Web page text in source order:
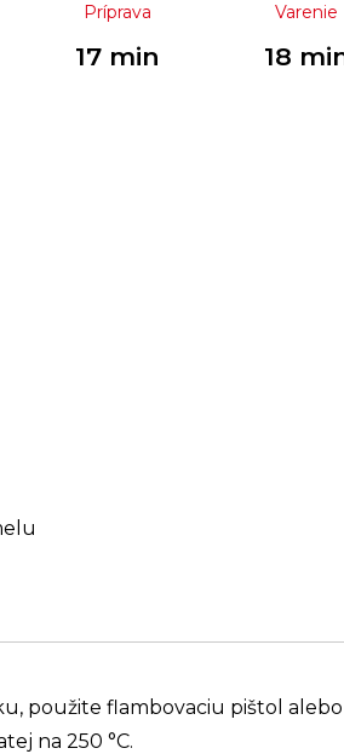
Príprava
17 min
Varenie
18
použite flambovaciu pištol
na 250 °C.